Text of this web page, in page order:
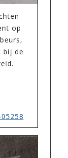
op
bij de